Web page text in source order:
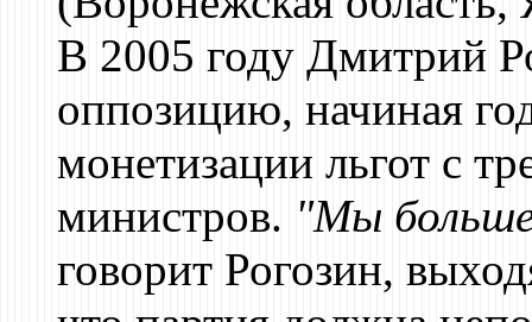
В 2005 году Дмитрий
оппозицию, начиная
монетизации льгот с
министров. "Мы больше
говорит Рогозин,